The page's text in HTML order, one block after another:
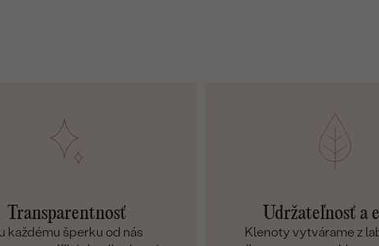
Transparentnosť
každému šperku od nás
Udržateľnosť a
Klenoty vytvárame z